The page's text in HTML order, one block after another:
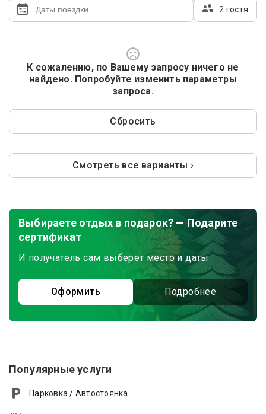
2 гостя
К сожалению, по Вашему запросу ничего не
найдено. Попробуйте изменить параметры
запроса.
Сбросить
Смотреть все варианты ›
Выбираете отдых в подарок? — Подарите
сертификат
И получатель сам выберет место и даты
Оформить Подробнее
Популярные услуги
Парковка / Автостоянка